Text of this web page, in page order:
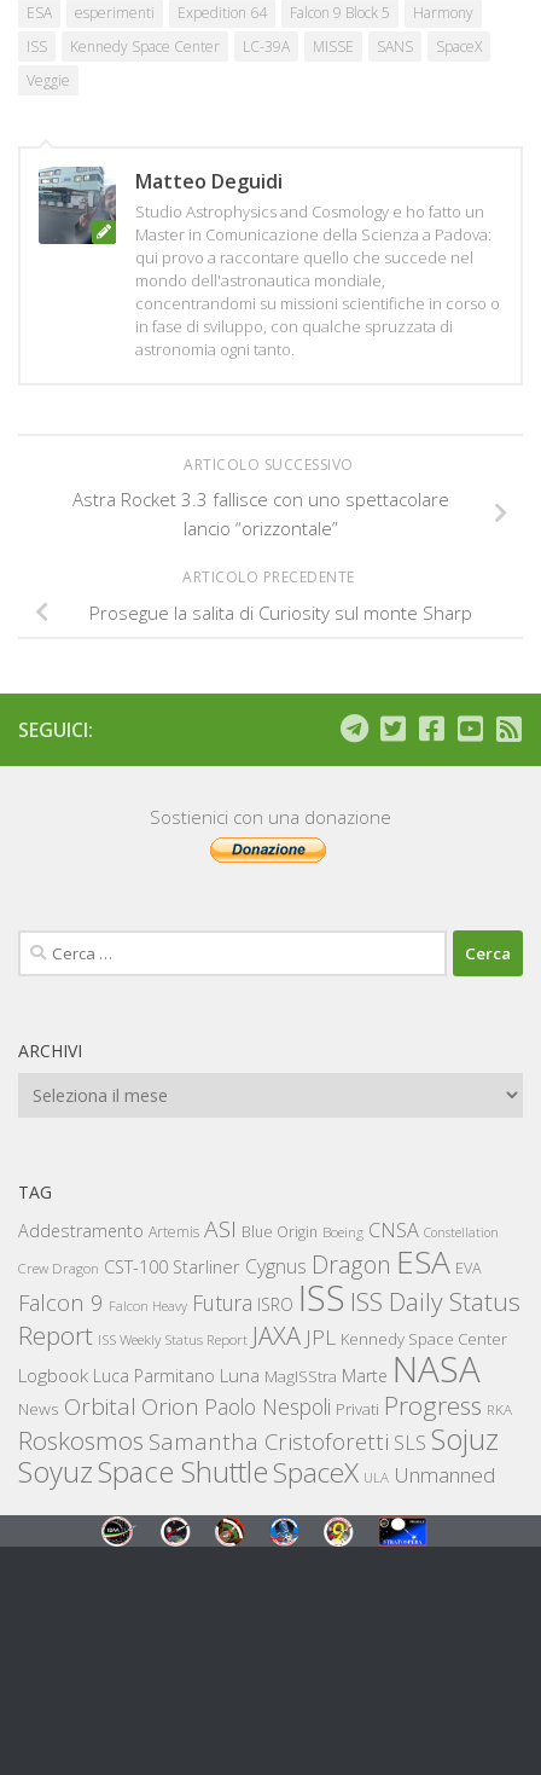
ESA
esperimenti Expedition 64 Falcon 9 Block 5
Harmony
ISS
Kennedy Space Center LC-39A MISSE SANS
SpaceX
Veggie
Matteo Deguidi
Studio Astrophysics and Cosmology e ho fatto un
Master in Comunicazione della Scienza a Padova:
qui provo a raccontare quello che succede nel
mondo dell'astronautica mondiale,
concentrandomi su missioni scientifiche in corso o
in fase di sviluppo, con qualche spruzzata di
astronomia ogni tanto.
ARTICOLO SUCCESSIVO
Astra Rocket 3.3 fallisce con uno spettacolare
lancio “orizzontale”
ARTICOLO PRECEDENTE
Prosegue la salita di Curiosity sul monte Sharp
SEGUICI:
Sostienici con una donazione
Ricerca
per:
ARCHIVI
Archivi
TAG
Addestramento Artemis ASI Blue Origin Boeing CNSA Constellation
Crew Dragon CST-100 Starliner Cygnus Dragon ESA EVA
Falcon 9 Falcon Heavy Futura ISRO ISS ISS Daily Status
Report ISS Weekly Status Report JAXA JPL Kennedy Space Center
Logbook Luca Parmitano Luna MagISStra Marte NASA
News Orbital Orion Paolo Nespoli Privati Progress RKA
Roskosmos Samantha Cristoforetti SLS Sojuz
SoyuzSpace ShuttleSpaceX ULA Unmanned